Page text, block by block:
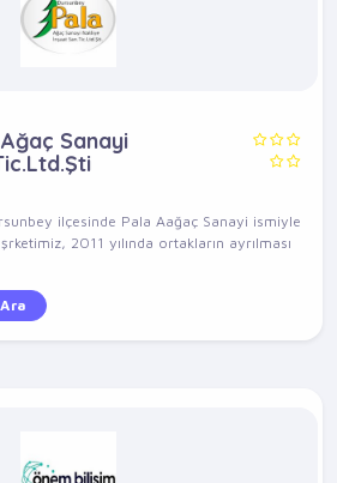
Sanayi
ilçesinde Pala Aağaç Sanayi ismiyle
2011 yılında ortakların ayrılması
Ara